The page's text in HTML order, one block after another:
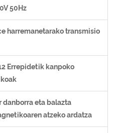
50Hz
harremanetarako transmisio
Errepidetik kanpoko
danborra eta balazta
atzeko ardatza